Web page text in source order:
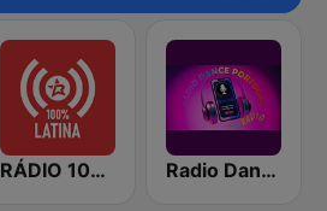
RÁDIO 100% LATINA Radio Dance Portugal